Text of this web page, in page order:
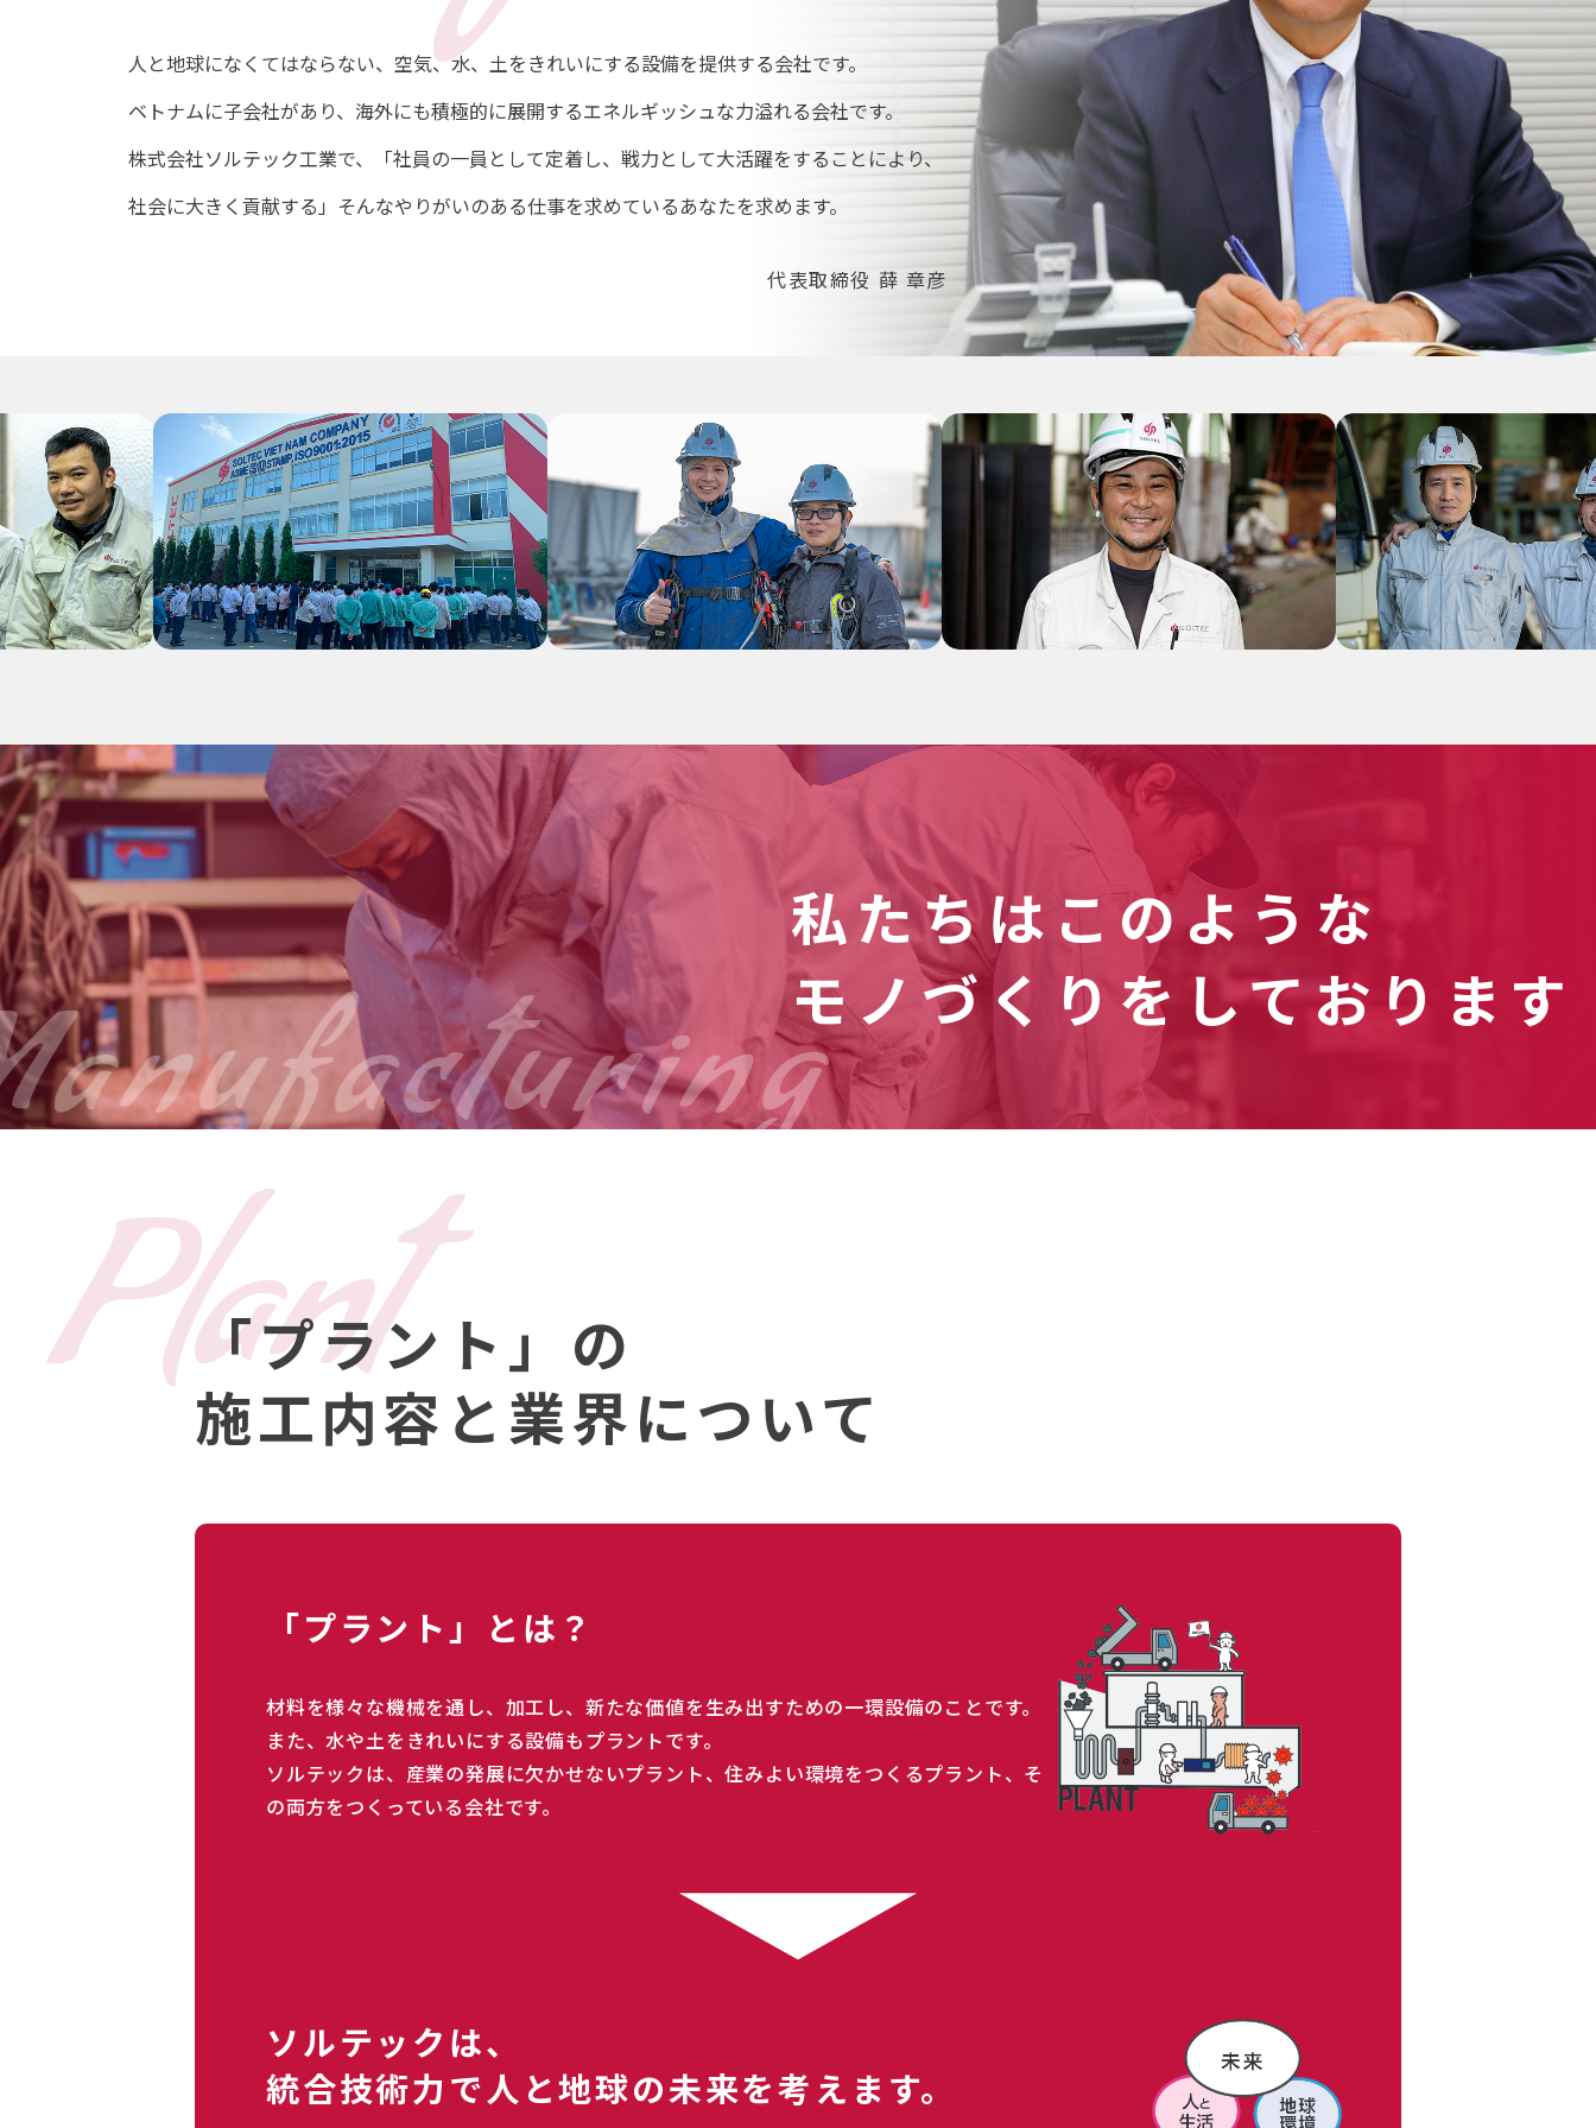
人と地球になくてはならない、空気、水、土をきれいにする設備を提供する会社です。
ベトナムに子会社があり、海外にも積極的に展開するエネルギッシュな力溢れる会社です。
株式会社ソルテック工業で、「社員の一員として定着し、戦力として大活躍をすることにより、
社会に大きく貢献する」そんなやりがいのある仕事を求めているあなたを求めます。
代表取締役 薛 章彦
私たちは このような
モノづくりを しております
Plant
「プラント」の
施工内容と業界について
「プラント」とは？
材料を様々な機械を通し、加工し、新たな価値を生み出すための一環設備のことです。
また、水や土をきれいにする設備もプラントです。
ソルテックは、産業の発展に欠かせないプラント、住みよい環境をつくるプラント、そ
の両方をつくっている会社です。
ソルテックは、
統合技術力で人と地球の未来を考えます。